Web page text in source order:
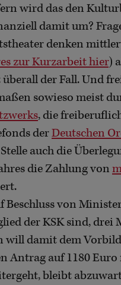
wird das den
damit um?
denken
zur Kurzarbeit hier)
der Fall. Und
sowieso meist
, die
derDeutschen
auch die
die Zahlung von
Beschluss von
der KSK sind, drei
damit dem
Antrag auf 1180
bleibt